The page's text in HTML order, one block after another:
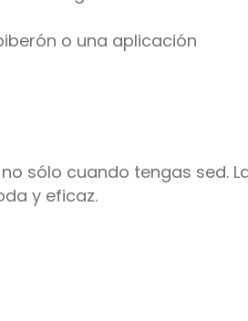
o una aplicación
sólo cuando tengas sed.
y eficaz.